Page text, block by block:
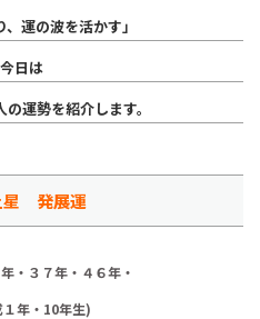
、運の波を活かす」
今日は
の運勢を紹介します。
星 発展運
・３７年・４６年・
１年・10年生)